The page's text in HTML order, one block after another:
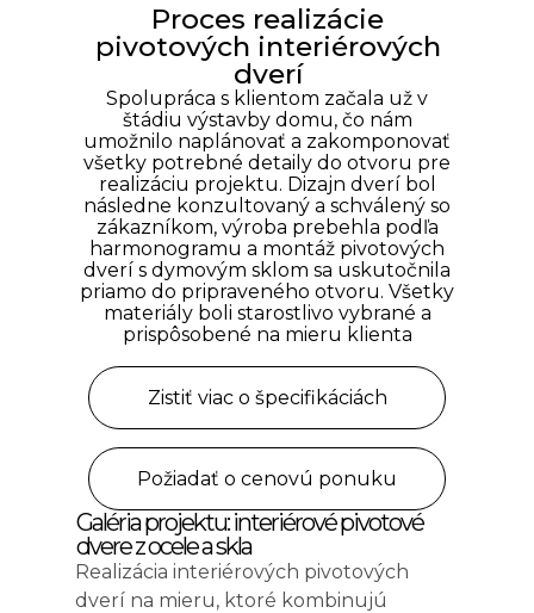
Spolupráca s klientom začala už v
štádiu výstavby domu, čo nám
umožnilo naplánovať a zakomponovať
všetky potrebné detaily do otvoru pre
realizáciu projektu. Dizajn dverí bol
následne konzultovaný a schválený so
zákazníkom, výroba prebehla podľa
harmonogramu a montáž pivotových
dverí s dymovým sklom sa uskutočnila
priamo do pripraveného otvoru. Všetky
materiály boli starostlivo vybrané a
prispôsobené na mieru klienta
Proces realizácie
pivotových interiérových
dverí
Zistiť viac o špecifikáciách
Požiadať o cenovú ponuku
Realizácia interiérových pivotových
dverí na mieru, ktoré kombinujú
Galéria projektu: interiérové pivotové
dvere z ocele a skla